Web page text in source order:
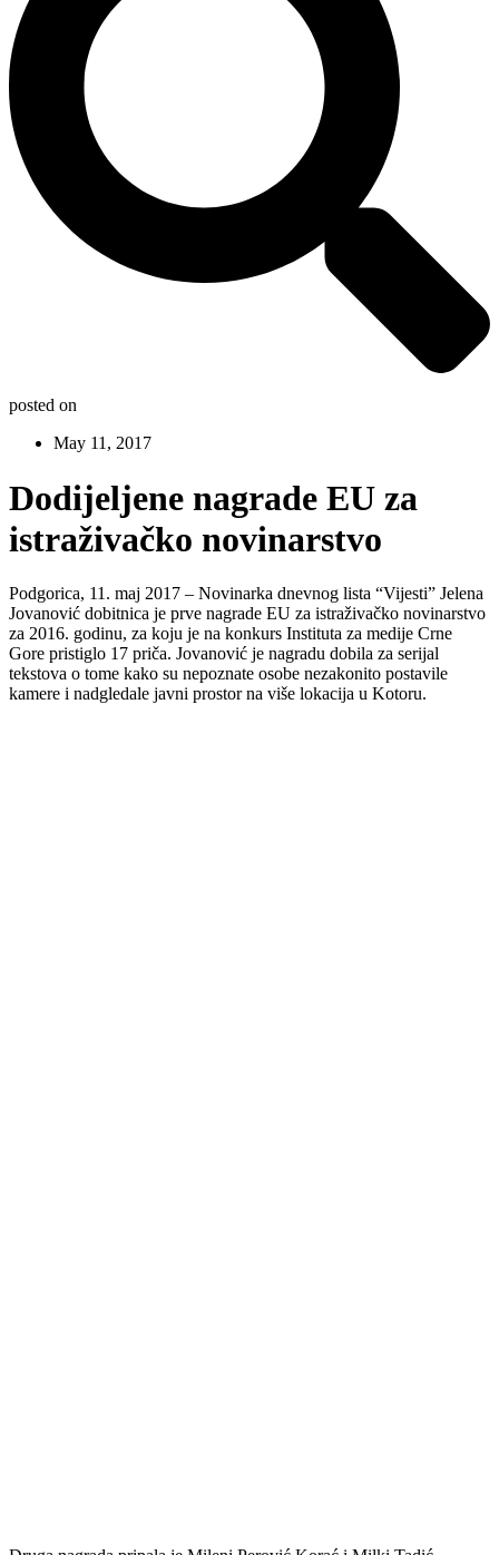
posted on
May 11, 2017
Dodijeljene nagrade EU za
istraživačko novinarstvo
Podgorica, 11. maj 2017 – Novinarka dnevnog lista “Vijesti” Jelena
Jovanović dobitnica je prve nagrade EU za istraživačko novinarstvo
za 2016. godinu, za koju je na konkurs Instituta za medije Crne
Gore pristiglo 17 priča. Jovanović je nagradu dobila za serijal
tekstova o tome kako su nepoznate osobe nezakonito postavile
kamere i nadgledale javni prostor na više lokacija u Kotoru.